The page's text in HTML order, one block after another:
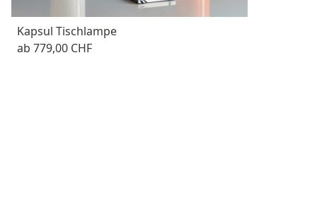
Kapsul Tischlampe
ab 779,00 CHF